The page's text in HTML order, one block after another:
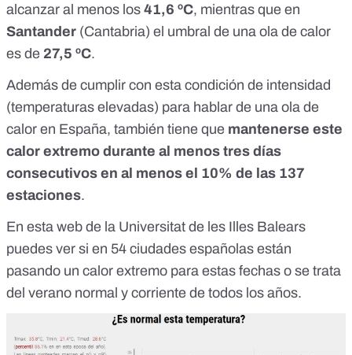
alcanzar al menos los 41,6 ºC, mientras que en
Santander (Cantabria) el umbral de una ola de calor
es de 27,5 ºC.
Además de cumplir con esta condición de intensidad
(temperaturas elevadas) para hablar de una ola de
calor en España, también tiene que mantenerse este
calor extremo durante al menos tres días
consecutivos en al menos el 10% de las 137
estaciones.
En esta web de la Universitat de les Illes Balears
puedes ver si en 54 ciudades españolas están
pasando un calor extremo para estas fechas o se trata
del verano normal y corriente de todos los años.